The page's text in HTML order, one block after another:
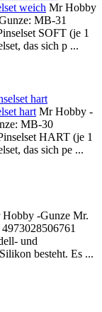
weich Mr Hobby
MB-31
SOFT (je 1
das sich p ...
hart Mr Hobby -
MB-30
HART (je 1
das sich pe ...
-Gunze Mr.
und
besteht. Es ...